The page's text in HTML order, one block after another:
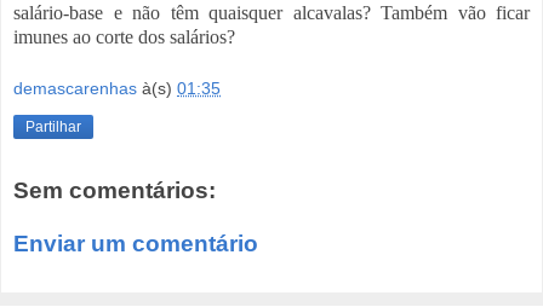
salário-base e não têm quaisquer alcavalas? Também vão ficar
imunes ao corte dos salários?
demascarenhas à(s) 01:35
Partilhar
Sem comentários:
Enviar um comentário